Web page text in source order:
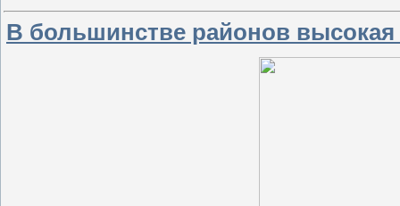
В большинстве районов высокая